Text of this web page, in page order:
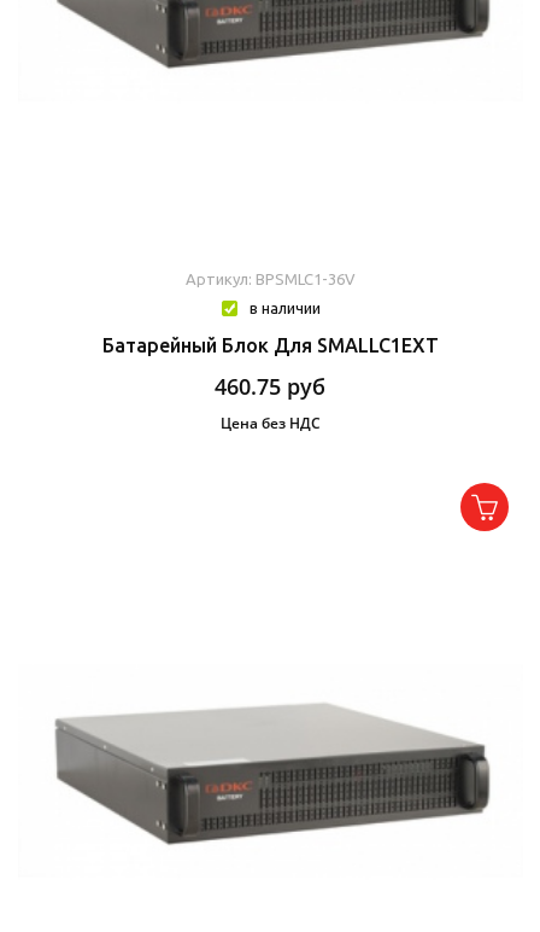
Артикул: BPSMLC1-36V
в наличии
Батарейный Блок Для SMALLC1EXT
460.75 руб
Цена без НДС